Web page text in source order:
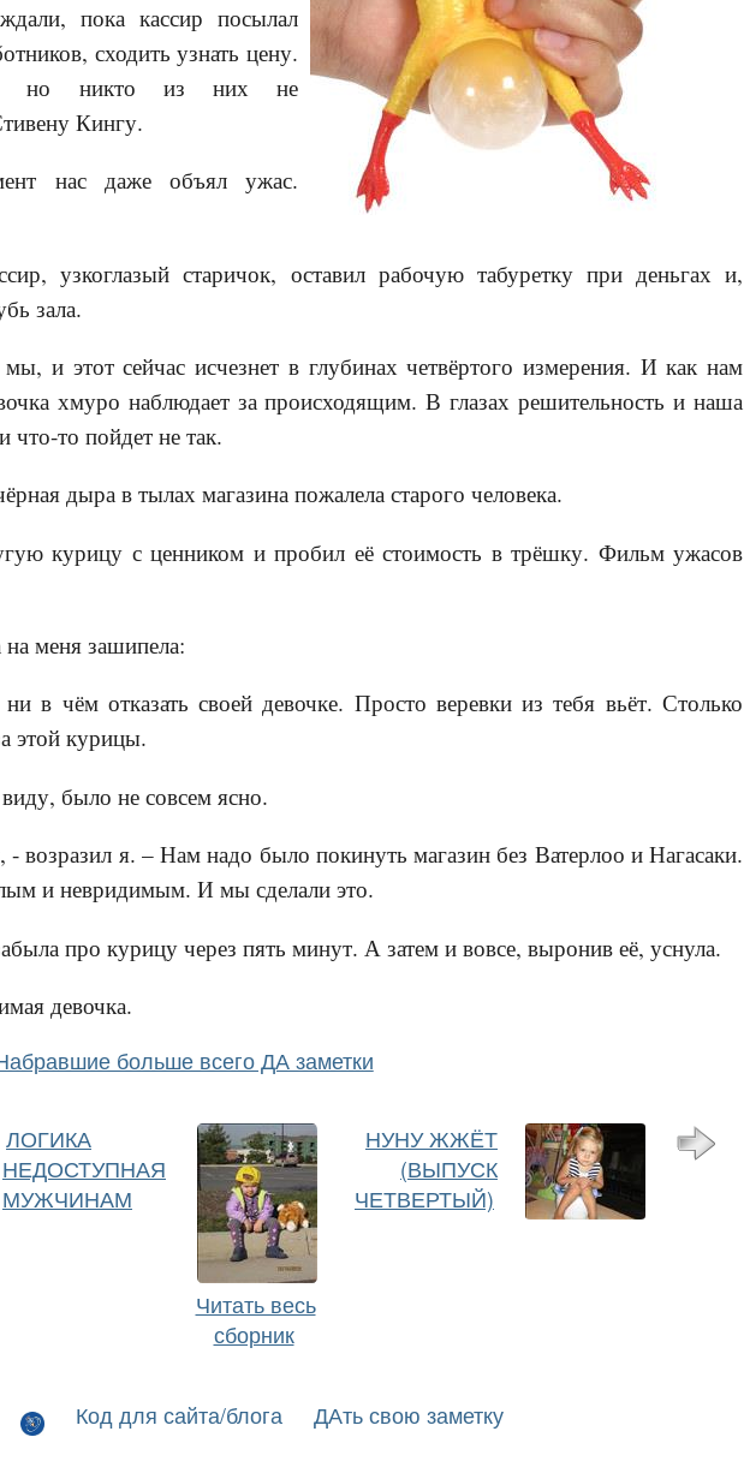
пока кассир посылал
сходить узнать цену.
но никто из них не
Кингу.
нас даже объял ужас.
узкоглазый старичок, оставил рабочую табуретку при деньгах и,
зала.
и этот сейчас исчезнет в глубинах четвёртого измерения. И как нам
хмуро наблюдает за происходящим. В глазах решительность и наша
что-то пойдет не так.
дыра в тылах магазина пожалела старого человека.
курицу с ценником и пробил её стоимость в трёшку. Фильм ужасов
меня зашипела:
в чём отказать своей девочке. Просто веревки из тебя вьёт. Столько
этой курицы.
было не совсем ясно.
возразил я. – Нам надо было покинуть магазин без Ватерлоо и Нагасаки.
и невридимым. И мы сделали это.
про курицу через пять минут. А затем и вовсе, выронив её, уснула.
девочка.
больше всего ДА заметки
ЛОГИКА
НЕДОСТУПНАЯ
МУЖЧИНАМ
Читать весь
сборник
НУНУ ЖЖЁТ
(ВЫПУСК
ЧЕТВЕРТЫЙ)
Код для сайта/блога ДАть свою заметку